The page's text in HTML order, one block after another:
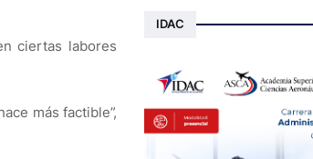
ciertas labores
más factible”,
IDAC